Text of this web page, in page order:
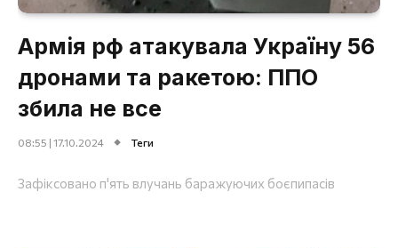
Армія рф атакувала Україну 56
дронами та ракетою: ППО
збила не все
08:55 | 17.10.2024 Теги
Зафіксовано п'ять влучань баражуючих боєпипасів